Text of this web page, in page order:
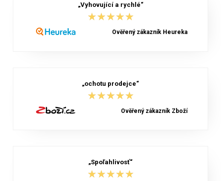
„Vyhovující a rychlé“
★★★★★
★★★★★
Ověřený zákazník Heureka
„ochotu prodejce“
★★★★★
★★★★★
Ověřený zákazník Zboží
„Spoľahlivosť“
★★★★★
★★★★★